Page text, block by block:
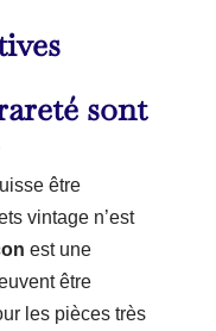
sont
être
vintage n’est
est une
être
les pièces très